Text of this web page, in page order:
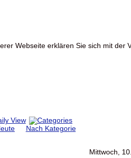
Nach Kategorie
Mittwoch,
Webseite erklären Sie sich mit